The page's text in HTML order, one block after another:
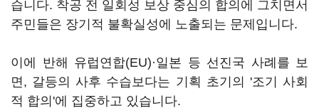
습니다. 착공 전 일회성 보상 중심의 합의에 그치면서
주민들은 장기적 불확실성에 노출되는 문제입니다.
이에 반해 유럽연합(EU)·일본 등 선진국 사례를 보
면, 갈등의 사후 수습보다는 기획 초기의 '조기 사회
적 합의'에 집중하고 있습니다.